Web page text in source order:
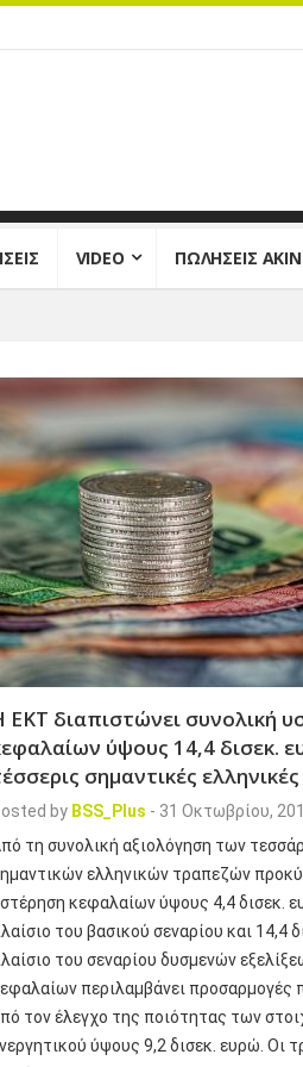
VIDEO ΠΩΛΗΣΕΙΣ
ΕΚΤ διαπιστώνει συνολική
ύψους 14,4 δισεκ.
σημαντικές
by BSS_Plus - 31 Οκτωβρίου,
τη συνολική αξιολόγηση των
ελληνικών τραπεζών
κεφαλαίων ύψους 4,4 δισεκ.
του βασικού σεναρίου και 14,4
του σεναρίου δυσμενών
περιλαμβάνει προσαρμογές
τον έλεγχο της ποιότητας των
ύψους 9,2 δισεκ. ευρώ. Οι